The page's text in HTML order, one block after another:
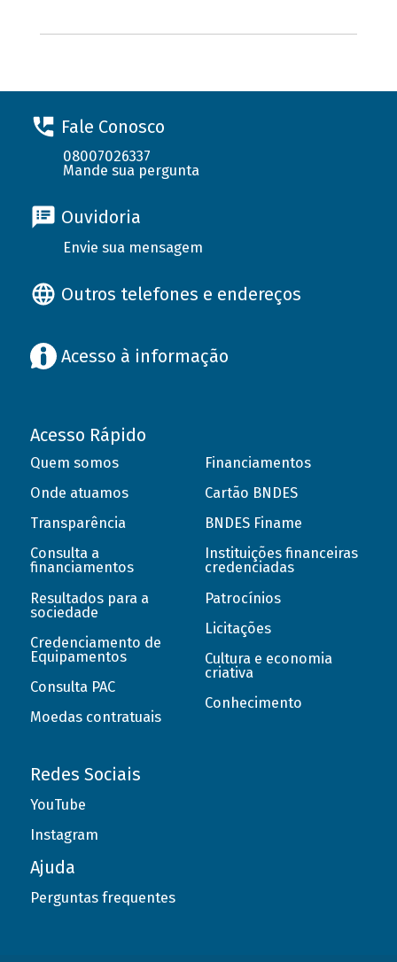
Fale Conosco
08007026337
Mande sua pergunta
Ouvidoria
Envie sua mensagem
Outros telefones e endereços
Acesso à informação
Acesso Rápido
Quem somos
Onde atuamos
Transparência
Consulta a
financiamentos
Resultados para a
sociedade
Credenciamento de
Equipamentos
Consulta PAC
Moedas contratuais
Financiamentos
Cartão BNDES
BNDES Finame
Instituições financeiras
credenciadas
Patrocínios
Licitações
Cultura e economia
criativa
Conhecimento
Redes Sociais
YouTube
Instagram
Ajuda
Perguntas frequentes